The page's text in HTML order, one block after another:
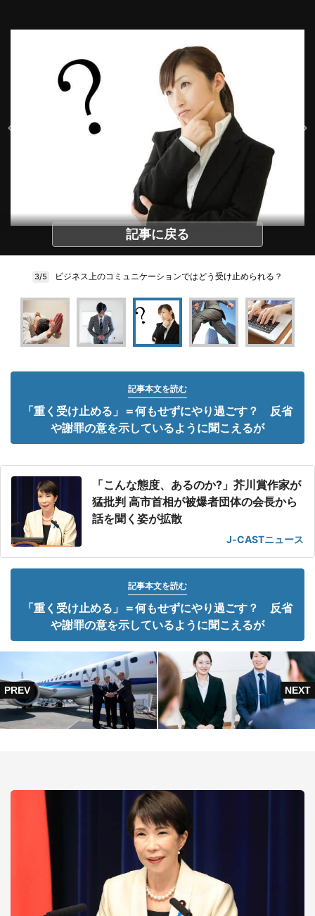
記事に戻る
3/5 ビジネス上のコミュニケーションではどう受け止められる？
記事本文を読む
「重く受け止める」＝何もせずにやり過ごす？ 反省
や謝罪の意を示しているように聞こえるが
「こんな態度、あるのか?」芥川賞作家が
猛批判 高市首相が被爆者団体の会長から
話を聞く姿が拡散
J-CASTニュース
記事本文を読む
「重く受け止める」＝何もせずにやり過ごす？ 反省
や謝罪の意を示しているように聞こえるが